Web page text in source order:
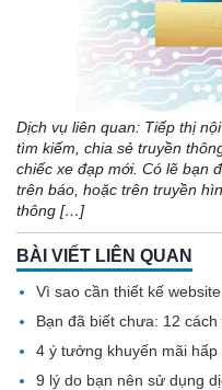
Dịch vụ liên quan: Tiếp thị
tìm kiếm, chia sẻ truyền
chiếc xe đạp mới. Có lẽ bạn
trên báo, hoặc trên truyền
thông […]
BÀI VIẾT LIÊN QUAN
Vì sao cần thiết kế
Bạn đã biết chưa: 12
4 ý tưởng khuyến mãi hấp
9 lý do bạn nên sử dụng